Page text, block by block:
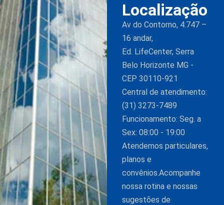
Localização
Av do Contorno, 4.747 –
16 andar,
Ed. LifeCenter, Serra
Belo Horizonte MG -
CEP 30110-921
Central de atendimento:
(31) 3273-7489
Funcionamento: Seg. a
Sex: 08:00 - 19:00
Atendemos particulares,
planos e
convênios.Acompanhe
nossa rotina e nossas
sugestões de